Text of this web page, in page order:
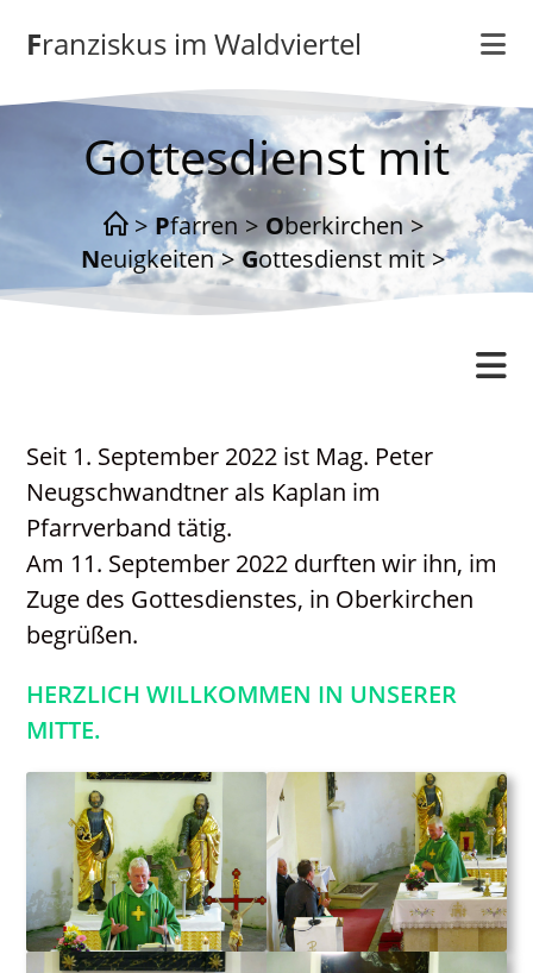
Inhalt
springenFranziskus im Waldviertel
Gottesdienst mit
> Pfarren > Oberkirchen >
Neuigkeiten > Gottesdienst mit >
Gottesdienstordnung
Kontakt
Neuigkeiten
Seit 1. September 2022 ist Mag. Peter
Neugschwandtner als Kaplan im
Pfarrverband tätig.
Am 11. September 2022 durften wir ihn, im
Zuge des Gottesdienstes, in Oberkirchen
begrüßen.
HERZLICH WILLKOMMEN IN UNSERER
MITTE.